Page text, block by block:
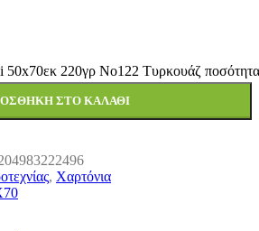
50x70εκ 220γρ Νο122 Τυρκουάζ ποσότητα
ΣΤΟ ΚΑΛΆΘΙ
, Χαρτόνια